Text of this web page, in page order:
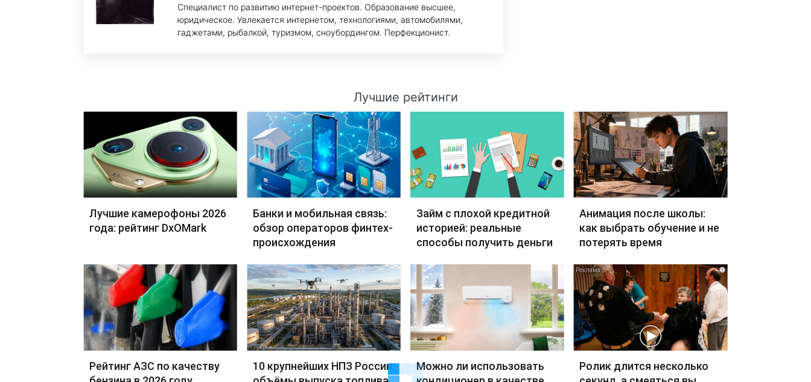
Специалист по развитию интернет-проектов. Образование высшее,
юридическое. Увлекается интернетом, технологиями, автомобилями,
гаджетами, рыбалкой, туризмом, сноубордингом. Перфекционист.
Лучшие рейтинги
Лучшие камерофоны 2026
года: рейтинг DxOMark
Банки и мобильная связь:
обзор операторов финтех-
происхождения
Займ с плохой кредитной
историей: реальные
способы получить деньги
Анимация после школы:
как выбрать обучение и не
потерять время
Рейтинг АЗС по качеству
10 крупнейших НПЗ России:
Можно ли использовать
i
Ролик длится несколько